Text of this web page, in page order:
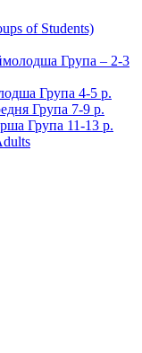
of Students)
Група – 2-3
Група 4-5 р.
Група 7-9 р.
Група 11-13 р.